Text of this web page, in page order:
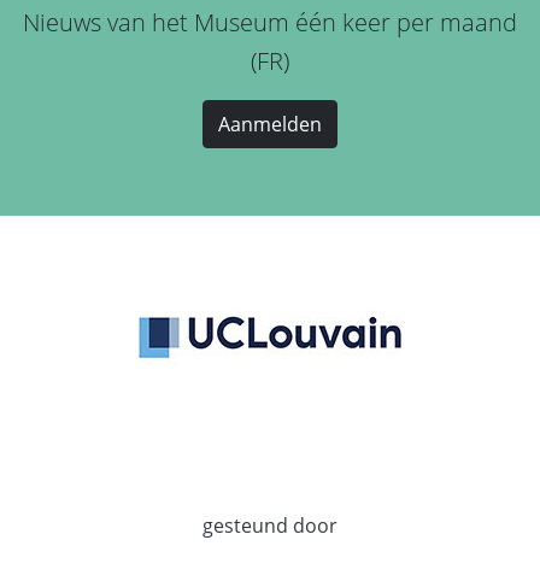
Nieuws van het Museum één keer per maand
(FR)
Aanmelden
gesteund door